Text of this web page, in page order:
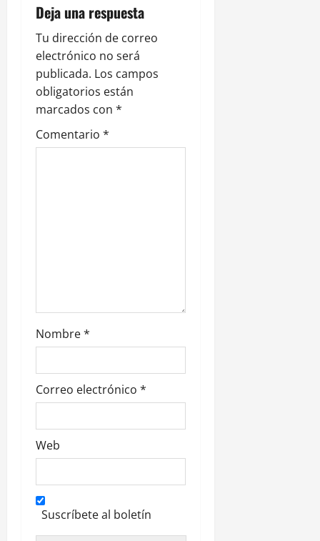
ó
n
d
e
e
a
s
Deja una respuesta
Tu dirección de correo
electrónico no será
publicada. Los campos
obligatorios están
marcados con *
Comentario *
Nombre*
Correo electrónico *
Web
Suscríbete al boletín